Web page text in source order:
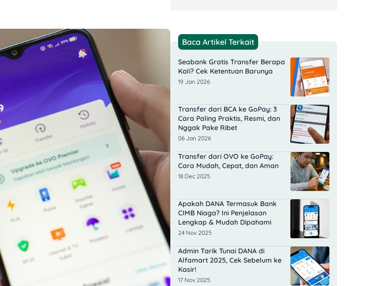
Baca Artikel Terkait
Seabank Gratis Transfer Berapa
Kali? Cek Ketentuan Barunya
19 Jan 2026
Transfer dari BCA ke GoPay: 3
Cara Paling Praktis, Resmi, dan
Nggak Pake Ribet
06 Jan 2026
Transfer dari OVO ke GoPay:
Cara Mudah, Cepat, dan Aman
18 Dec 2025
Apakah DANA Termasuk Bank
CIMB Niaga? Ini Penjelasan
Lengkap & Mudah Dipahami
24 Nov 2025
Admin Tarik Tunai DANA di
Alfamart 2025, Cek Sebelum ke
Kasir!
17 Nov 2025